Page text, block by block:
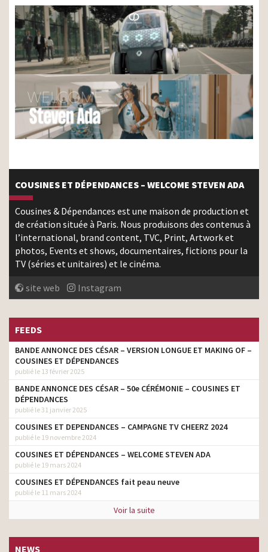
COUSINES ET DÉPENDANCES – WELCOME STEVEN ADA
Cousines & Dépendances est une maison de production et
de création située à Paris. Nous produisons des contenus à
l’international, brand content, TVC, Print, Artwork et
photos, Events et shows, documentaires, fictions pour la
TV (séries et unitaires) et le cinéma.
site web
Instagram
FEEDS
BANDE ANNONCE DES CÉSAR – VERSION LONGUE ET MAKING OF –
COUSINES ET DÉPENDANCES
publié le 13 février 2025
BANDE ANNONCE DES CÉSAR – 50e CÉRÉMONIE – COUSINES ET
DÉPENDANCES
publié le 31 janvier 2025
COUSINES ET DEPENDANCES – CAMPAGNE TV CHEERZ 2024
publié le 19 novembre 2024
COUSINES ET DÉPENDANCES – WELCOME STEVEN ADA
publié le 19 mars 2024
COUSINES ET DÉPENDANCES fait peau neuve
publié le 11 mars 2024
Voir la suite
NEWS